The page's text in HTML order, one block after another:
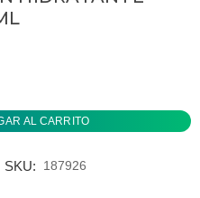
SKU: 187926